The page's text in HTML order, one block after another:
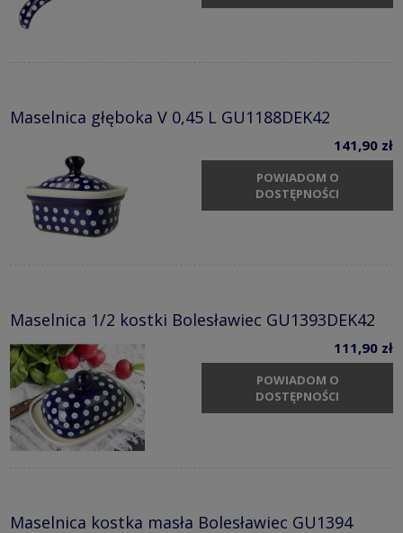
Maselnica głęboka V 0,45 L GU1188DEK42
141,90 zł
POWIADOM O
DOSTĘPNOŚCI
Maselnica 1/2 kostki Bolesławiec GU1393DEK42
111,90 zł
POWIADOM O
DOSTĘPNOŚCI
Maselnica kostka masła Bolesławiec GU1394